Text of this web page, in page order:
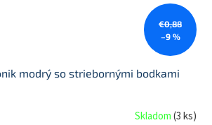
€0,88
–9 %
modrý so striebornými bodkami
Skladom(3 ks)